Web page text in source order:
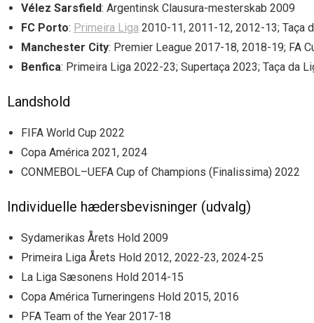
Vélez Sarsfield: Argentinsk Clausura-mesterskab 2009
FC Porto: Primeira Liga 2010-11, 2011-12, 2012-13; Taça
Manchester City: Premier League 2017-18, 2018-19; FA
Benfica: Primeira Liga 2022-23; Supertaça 2023; Taça da
Landshold
FIFA World Cup 2022
Copa América 2021, 2024
CONMEBOL–UEFA Cup of Champions (Finalissima) 2022
Individuelle hædersbevisninger (udvalg)
Sydamerikas Årets Hold 2009
Primeira Liga Årets Hold 2012, 2022-23, 2024-25
La Liga Sæsonens Hold 2014-15
Copa América Turneringens Hold 2015, 2016
PFA Team of the Year 2017-18